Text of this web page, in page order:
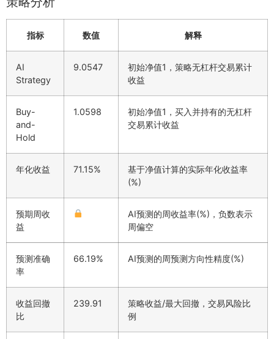
指标 数值 解释
AI
Strategy
9.0547
初始净值1，策略无杠杆交易累计
收益
Buy-
and-
Hold
1.0598
初始净值1，买入并持有的无杠杆
交易累计收益
年化收益 71.15%
基于净值计算的实际年化收益率
(%)
预期周收
益
AI预测的周收益率(%)，负数表示
周偏空
预测准确
率
66.19% AI预测的周预测方向性精度(%)
收益回撤
比
239.91
策略收益/最大回撤，交易风险比
例